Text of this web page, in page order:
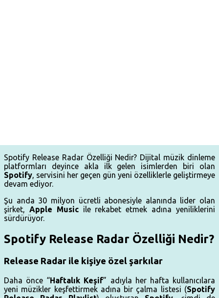
Spotify Release Radar Özelliği Nedir? Dijital müzik dinleme
platformları deyince akla ilk gelen isimlerden biri olan
Spotify, servisini her geçen gün yeni özelliklerle geliştirmeye
devam ediyor.
Şu anda 30 milyon ücretli abonesiyle alanında lider olan
şirket, Apple Music ile rekabet etmek adına yeniliklerini
sürdürüyor.
Spotify Release Radar Özelliği Nedir?
Release Radar ile kişiye özel şarkılar
Daha önce “Haftalık Keşif” adıyla her hafta kullanıcılara
yeni müzikler keşfettirmek adına bir çalma listesi (Spotify